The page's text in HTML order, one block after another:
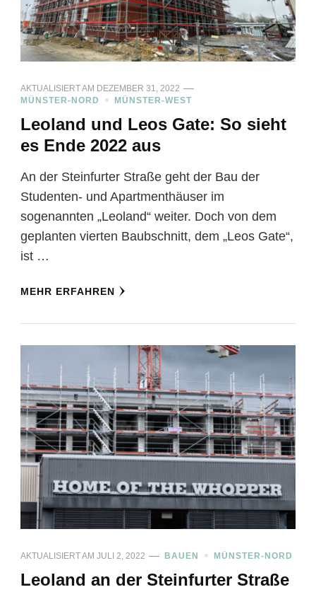
AKTUALISIERT AM DEZEMBER 31, 2022
MÜNSTER-NORD
MÜNSTER-WEST
Leoland und Leos Gate: So sieht
es Ende 2022 aus
An der Steinfurter Straße geht der Bau der
Studenten- und Apartmenthäuser im
sogenannten „Leoland“ weiter. Doch von dem
geplanten vierten Baubschnitt, dem „Leos Gate“,
ist …
MEHR ERFAHREN
AKTUALISIERT AM JULI 2, 2022 BAUEN MÜNSTER-NORD
Leoland an der Steinfurter Straße